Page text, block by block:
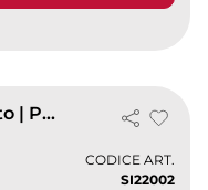
Gilet alta visibilità fluo adulto | Poliestere | Standard EN20471
CODICE ART.
SI22002